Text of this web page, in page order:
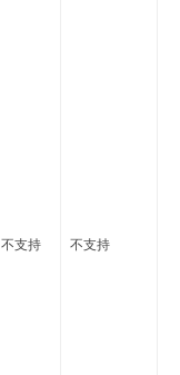
不支持 不支持